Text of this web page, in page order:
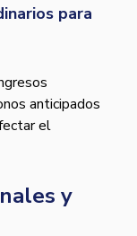
para
anticipados
el
y